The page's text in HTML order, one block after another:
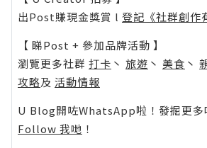
出Post賺現金獎賞 l 登記《社群創作
【 睇Post + 參加品牌活動 】
瀏覽更多社群 打卡 丶 旅遊 丶 美食 丶
攻略及 活動情報
U Blog開咗WhatsApp啦！發掘更多
Follow 我哋 ！